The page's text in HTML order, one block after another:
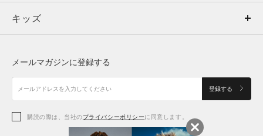
キッズ
アクセサリー
ボトムス
アクセサリー
トップス
シューズ
アクセサリー
キッズ
シューズ
メールマガジンに登録する
登録する
購読の際は、当社のプライバシーポリシーに同意します。